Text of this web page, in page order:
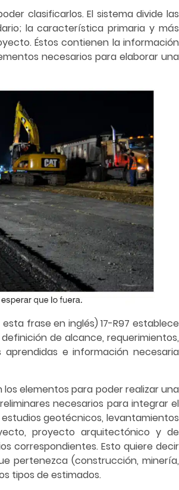
clasificarlos. El sistema divide las
la característica primaria y más
Éstos contienen la información
necesarios para elaborar una
frase en inglés) 17-R97 establece
de alcance, requerimientos,
aprendidas e información necesaria
elementos para poder realizar una
necesarios para integrar el
geotécnicos, levantamientos
proyecto arquitectónico y de
correspondientes. Esto quiere decir
pertenezca (construcción, minería,
tipos de estimados.